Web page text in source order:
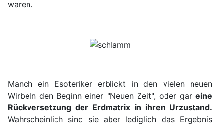
waren.
Manch ein Esoteriker erblickt in den vielen neuen
Wirbeln den Beginn einer "Neuen Zeit", oder gar eine
Rückversetzung der Erdmatrix in ihren Urzustand.
Wahrscheinlich sind sie aber lediglich das Ergebnis